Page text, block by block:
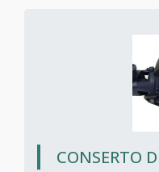
CONSERTO